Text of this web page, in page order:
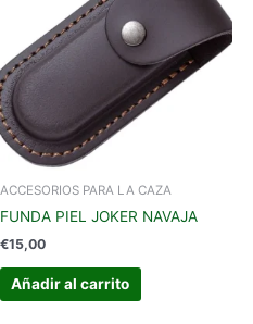
ACCESORIOS PARA LA CAZA
FUNDA PIEL JOKER NAVAJA
€15,00
Añadir al carrito